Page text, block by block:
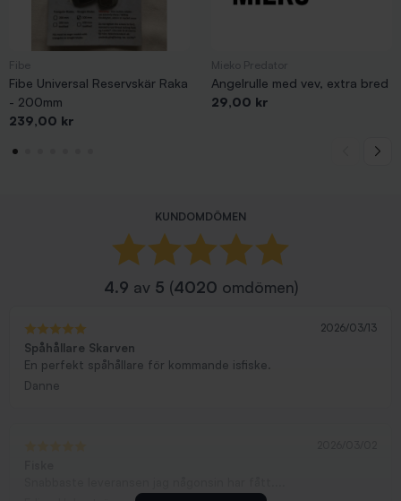
Fibe Universal Reservskär Raka
- 200mm
Pris
239,00 kr
Angelrulle med vev, extra bred
Pris
29,00 kr
KUNDOMDÖMEN
4.9 av 5 (4020 omdömen)
2026/03/13
Spåhållare Skarven
En perfekt spåhållare för kommande isfiske.
Danne